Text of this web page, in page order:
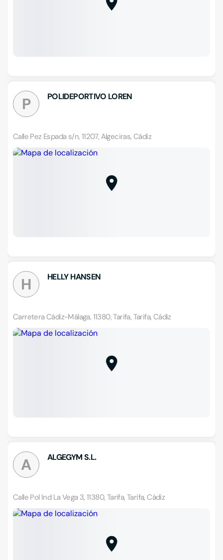
P POLIDEPORTIVO LOREN
Calle Pez Espada s/n, 11207, Algeciras, Cádiz
H HELLY HANSEN
Carretera Cádiz-Málaga, 11380, Tarifa, Tarifa, Cádiz
A ALGEGYM S.L.
Calle Pol Ind La Vega 3, 11380, Tarifa, Tarifa, Cádiz